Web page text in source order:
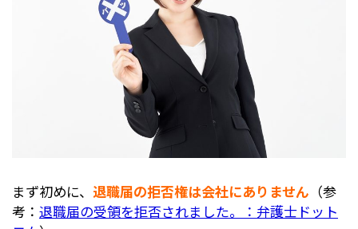
まず初めに、 退職届の拒否権は会社にありません （参
考： 退職届の受領を拒否されました。：弁護士ドット